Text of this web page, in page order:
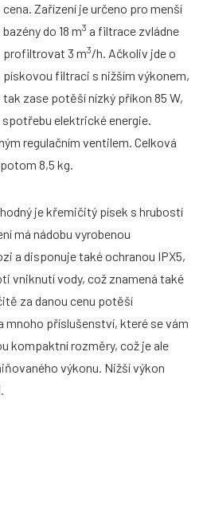
cena. Zařízení je určeno pro menší
bazény do 18 m3 a filtrace zvládne
profiltrovat 3 m3/h. Ačkoliv jde o
pískovou filtraci s nižším výkonem,
tak zase potěší nízký příkon 85 W,
elektrické energie.
regulačním ventilem. Celková
8,5 kg.
je křemičitý písek s hrubostí
má nádobu vyrobenou
a disponuje také ochranou IPX5,
vniknutí vody, což znamená také
za danou cenu potěší
mnoho příslušenství, které se vám
kompaktní rozměry, což je ale
výkonu. Nižší výkon